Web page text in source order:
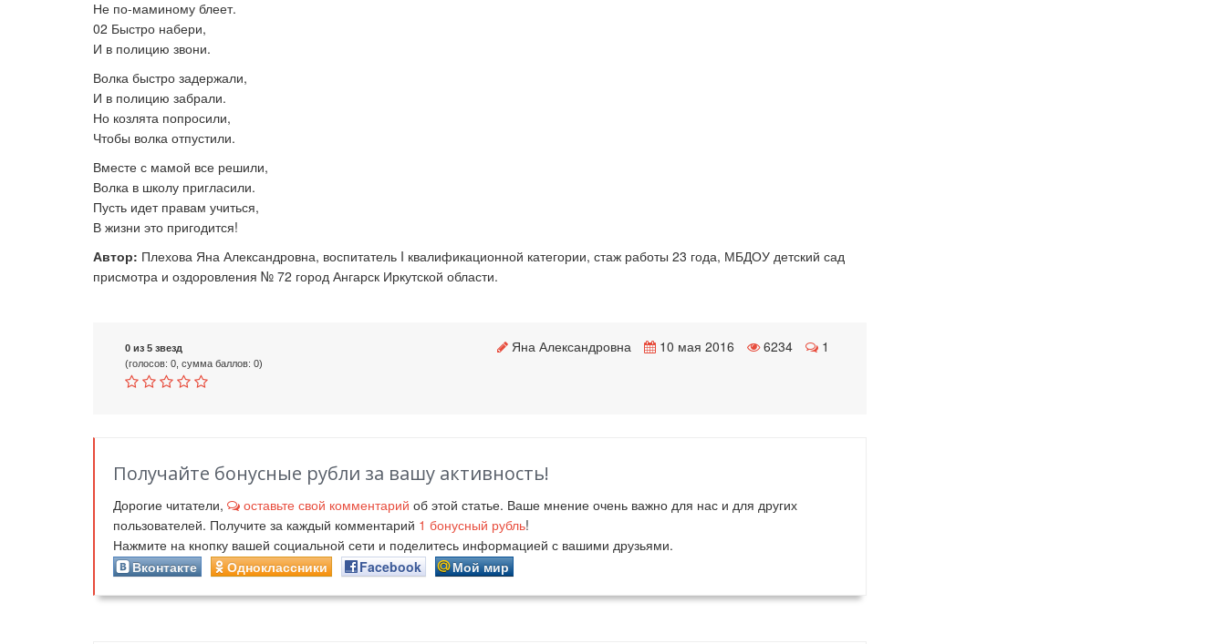
Не по-маминому блеет.
02 Быстро набери,
И в полицию звони.
Волка быстро задержали,
И в полицию забрали.
Но козлята попросили,
Чтобы волка отпустили.
Вместе с мамой все решили,
Волка в школу пригласили.
Пусть идет правам учиться,
В жизни это пригодится!
Автор: Плехова Яна Александровна, воспитатель I квалификационной категории, стаж работы 23 года, МБДОУ детский сад
присмотра и оздоровления № 72 город Ангарск Иркутской области.
0 из 5 звезд
(голосов: 0, сумма баллов: 0)
Яна Александровна 10 мая 2016 6234 1
Получайте бонусные рубли за вашу активность!
Дорогие читатели, оставьте свой комментарий об этой статье. Ваше мнение очень важно для нас и для других
пользователей. Получите за каждый комментарий 1 бонусный рубль!
Нажмите на кнопку вашей социальной сети и поделитесь информацией с вашими друзьями.
Вконтакте
Одноклассники Facebook Мой мир